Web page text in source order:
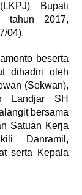
Bupati
tahun 2017,
04).
beserta
dihadiri oleh
(Sekwan),
Landjar SH
bersama
Satuan Kerja
Danramil,
serta Kepala